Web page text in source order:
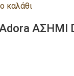
καλάθι
ΑΣΗΜΙ